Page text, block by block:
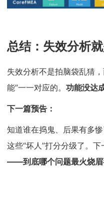
总结：失效分析
失效分析不是拍脑袋乱猜
能”一一对应的。 功能没达
下一篇预告：
知道谁在捣鬼、后果有多
这些“坏人”打分分级了。下
——到底哪个问题最火烧眉